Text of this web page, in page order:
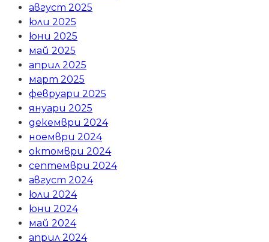
август 2025
юли 2025
юни 2025
май 2025
април 2025
март 2025
февруари 2025
януари 2025
декември 2024
ноември 2024
октомври 2024
септември 2024
август 2024
юли 2024
юни 2024
май 2024
април 2024